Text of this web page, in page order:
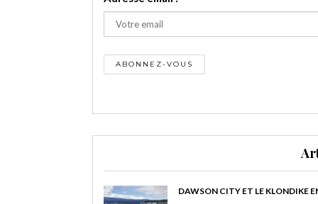
DAWSON CITY ET LE KLONDIKE